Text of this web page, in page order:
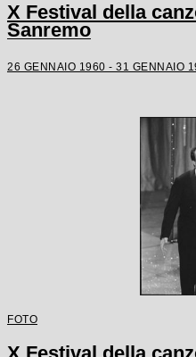
X Festival della
Sanremo
26 GENNAIO 1960 - 31 GENNAIO
FOTO